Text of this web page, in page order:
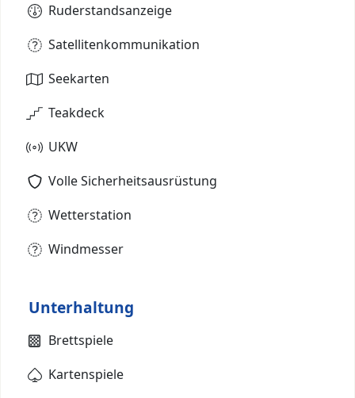
Ruderstandsanzeige
Satellitenkommunikation
Seekarten
Teakdeck
UKW
Volle Sicherheitsausrüstung
Wetterstation
Windmesser
Unterhaltung
Brettspiele
Kartenspiele